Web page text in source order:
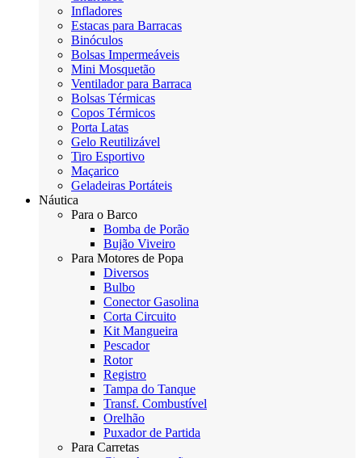
Infladores
Estacas para Barracas
Binóculos
Bolsas Impermeáveis
Mini Mosquetão
Ventilador para Barraca
Bolsas Térmicas
Copos Térmicos
Porta Latas
Gelo Reutilizável
Tiro Esportivo
Maçarico
Geladeiras Portáteis
Náutica
Para o Barco
Bomba de Porão
Bujão Viveiro
Para Motores de Popa
Diversos
Bulbo
Conector Gasolina
Corta Circuito
Kit Mangueira
Pescador
Rotor
Registro
Tampa do Tanque
Transf. Combustível
Orelhão
Puxador de Partida
Para Carretas